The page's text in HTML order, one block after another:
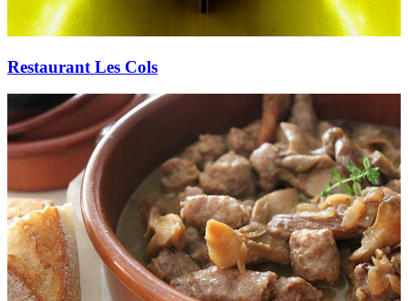
Restaurant Les Cols